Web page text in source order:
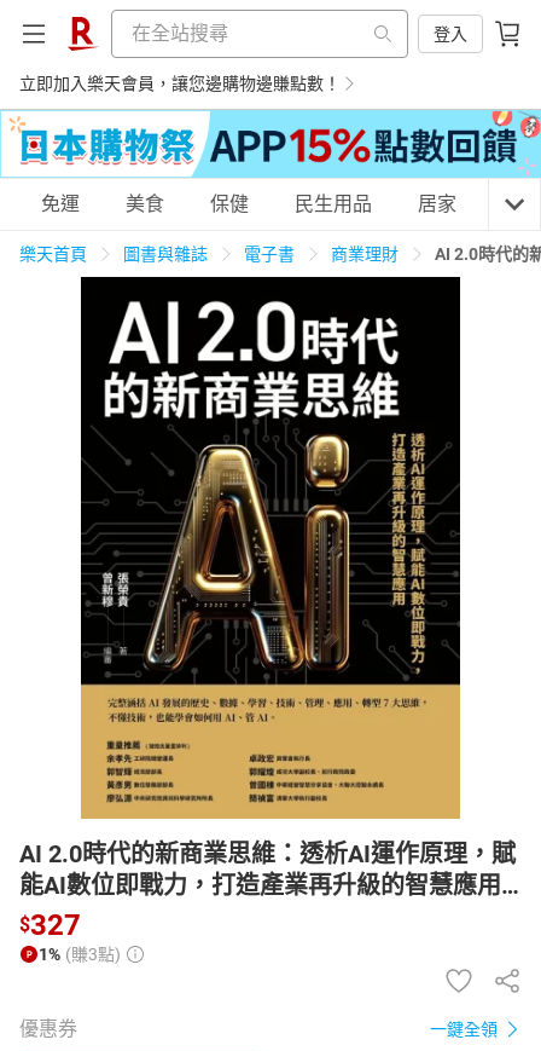
登入
立即加入樂天會員，讓您邊購物邊賺點數！
購物網分類
美食蛋糕 養生保健
居家生活
女裝 男裝 化妝保養 情趣用品
日本購物 電子/紙本書
HOT
免運 美食 保健 民生用品 居家 3C
樂天首頁 圖書與雜誌 電子書 商業理財 AI 2.0時代的
AI 2.0時代的新商業思維：透析AI運作原理，賦
能AI數位即戰力，打造產業再升級的智慧應用
【電子書】
$327
1% (賺3點)
優惠券 一鍵全領